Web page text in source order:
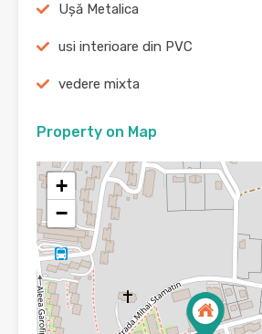
Ușă Metalica
usi interioare din PVC
vedere mixta
Property on Map
+
−